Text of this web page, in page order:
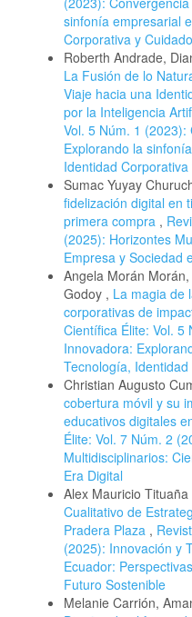
sinfonía empresarial
Corporativa y
Roberth Andrade,
La Fusión de lo
Viaje hacia una
por la Inteligencia
Vol. 5 Núm. 1
Explorando la
Identidad
Sumac Yuyay
fidelización digital en
primera compra ,
(2025): Horizontes
Empresa y Sociedad
Angela Morán
Godoy , La magia de
corporativas de
Científica Élite: Vol. 5
Innovadora:
Tecnología,
Christian Augusto
cobertura móvil y su
educativos digitales
Élite: Vol. 7 Núm. 2
Multidisciplinarios:
Era Digital
Alex Mauricio
Cualitativo de
Pradera Plaza ,
(2025): Innovación y
Ecuador:
Futuro Sostenible
Melanie Carrión,